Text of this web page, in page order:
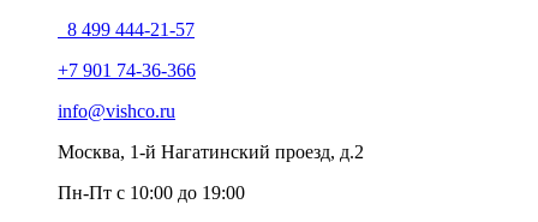
8 499 444-21-57
+7 901 74-36-366
info@vishco.ru
Москва, 1-й Нагатинский проезд, д.2
Пн-Пт с 10:00 до 19:00